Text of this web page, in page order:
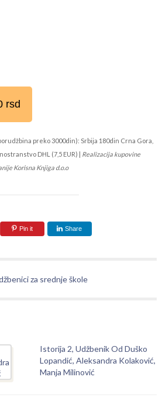
rsd
preko 3000din): Srbija 180din Crna Gora,
DHL (7,5 EUR) | Realizacija kupovine
Korisna Knjiga d.o.o
Pin it Share
za srednje škole
Istorija 2, Udžbenik Od Duško
Lopandić, Aleksandra Kolaković,
Manja Milinović